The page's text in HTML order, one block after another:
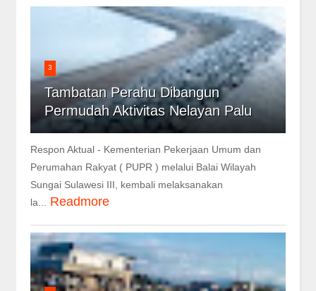
3
Tambatan Perahu Dibangun
Permudah Aktivitas Nelayan Palu
Respon Aktual - Kementerian Pekerjaan Umum dan
Perumahan Rakyat ( PUPR ) melalui Balai Wilayah
Sungai Sulawesi III, kembali melaksanakan
la...
Readmore